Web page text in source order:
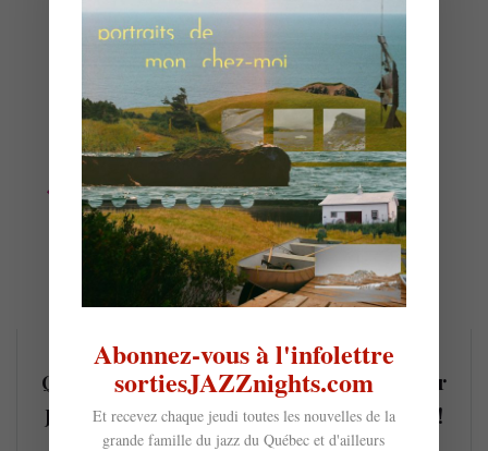
Qu’est-ce qui est vraiment génial au Winter
Jazzfest 2017 de NYC ? Les Marathon Days!
20 janvier 2017
Abonnez-vous à l'infolettre
sortiesJAZZnights.com
Et recevez chaque jeudi toutes les nouvelles de la
grande famille du jazz du Québec et d'ailleurs